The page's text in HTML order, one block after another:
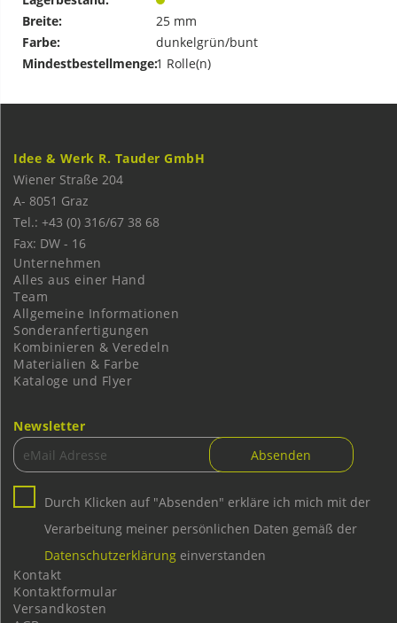
Breite:
25 mm
Farbe:
dunkelgrün/bunt
Mindestbestellmenge:1 Rolle(n)
Idee & Werk R. Tauder GmbH
Wiener Straße 204
A- 8051 Graz
Tel.: +43 (0) 316/67 38 68
Fax: DW - 16
Unternehmen
Alles aus einer Hand
Team
Allgemeine Informationen
Sonderanfertigungen
Kombinieren & Veredeln
Materialien & Farbe
Kataloge und Flyer
Newsletter
Durch Klicken auf "Absenden" erkläre ich mich mit der
Verarbeitung meiner persönlichen Daten gemäß der
Datenschutzerklärung einverstanden
Kontakt
Kontaktformular
Versandkosten